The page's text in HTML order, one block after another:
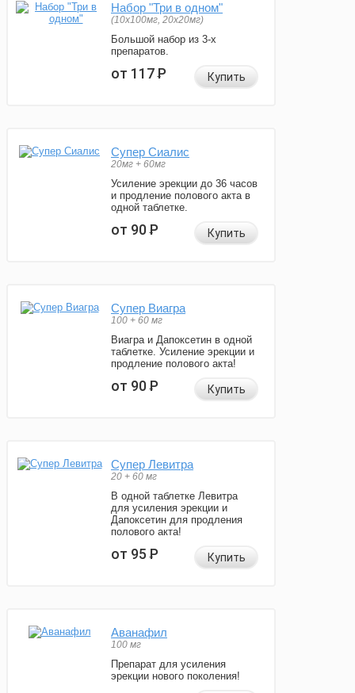
Набор "Три в одном"
(10x100мг, 20x20мг)
Большой набор из 3-х
препаратов.
от 117Р Купить
Супер Сиалис
20мг + 60мг
Усиление эрекции до 36 часов
и продление полового акта в
одной таблетке.
от 90Р Купить
Супер Виагра
100 + 60 мг
Виагра и Дапоксетин в одной
таблетке. Усиление эрекции и
продление полового акта!
от 90Р Купить
Супер Левитра
20 + 60 мг
В одной таблетке Левитра
для усиления эрекции и
Дапоксетин для продления
полового акта!
от 95Р Купить
Аванафил
100 мг
Препарат для усиления
эрекции нового поколения!